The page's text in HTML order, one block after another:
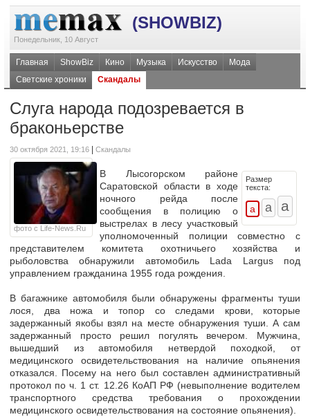
(SHOWBIZ)
Понедельник, 10 Август
Главная ShowBiz Кино Музыка Искусство
Мода
Светские хроники
Скандалы
Слуга народа подозревается в
браконьерстве
30 октября 2021, 19:16 Скандалы
фото с Life-News.Ru
Размер
текста:
В Лысогорском районе
Саратовской области в ходе
ночного рейда после
сообщения в полицию о
выстрелах в лесу участковый
уполномоченный полиции совместно с
представителем комитета охотничьего хозяйства и
рыболовства обнаружили автомобиль Lada Largus под
управлением гражданина 1955 года рождения.
В багажнике автомобиля были обнаружены фрагменты туши
лося, два ножа и топор со следами крови, которые
задержанный якобы взял на месте обнаружения туши. А сам
задержанный просто решил погулять вечером. Мужчина,
вышедший из автомобиля нетвердой походкой, от
медицинского освидетельствования на наличие опьянения
отказался. Посему на него был составлен административный
протокол по ч. 1 ст. 12.26 КоАП РФ (невыполнение водителем
транспортного средства требования о прохождении
медицинского освидетельствования на состояние опьянения).